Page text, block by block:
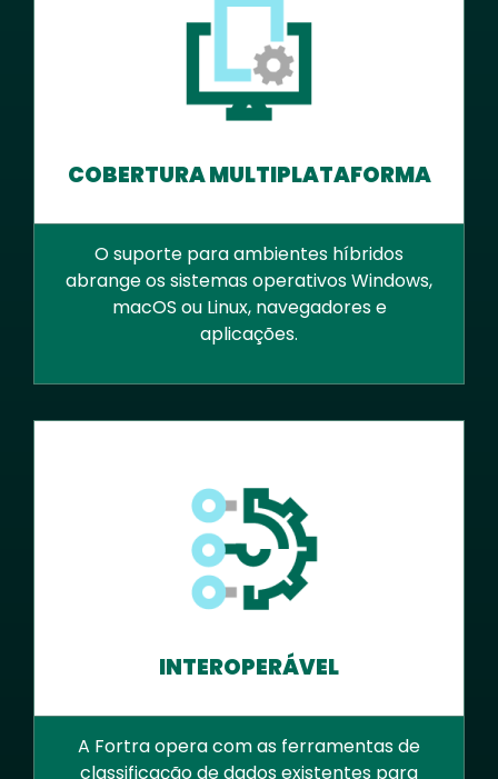
COBERTURA MULTIPLATAFORMA
O suporte para ambientes híbridos
abrange os sistemas operativos Windows,
macOS ou Linux, navegadores e
aplicações.
INTEROPERÁVEL
A Fortra opera com as ferramentas de
classificação de dados existentes para